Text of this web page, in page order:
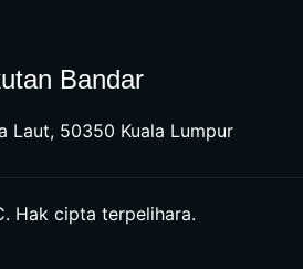
Bandar
Laut, 50350 Kuala Lumpur
Hak cipta terpelihara.